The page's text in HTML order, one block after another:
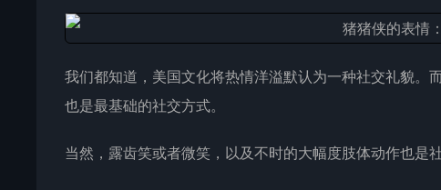
我们都知道，美国文化将热情洋溢默认为一种社交礼貌。
也是最基础的社交方式。
当然，露齿笑或者微笑，以及不时的大幅度肢体动作也是